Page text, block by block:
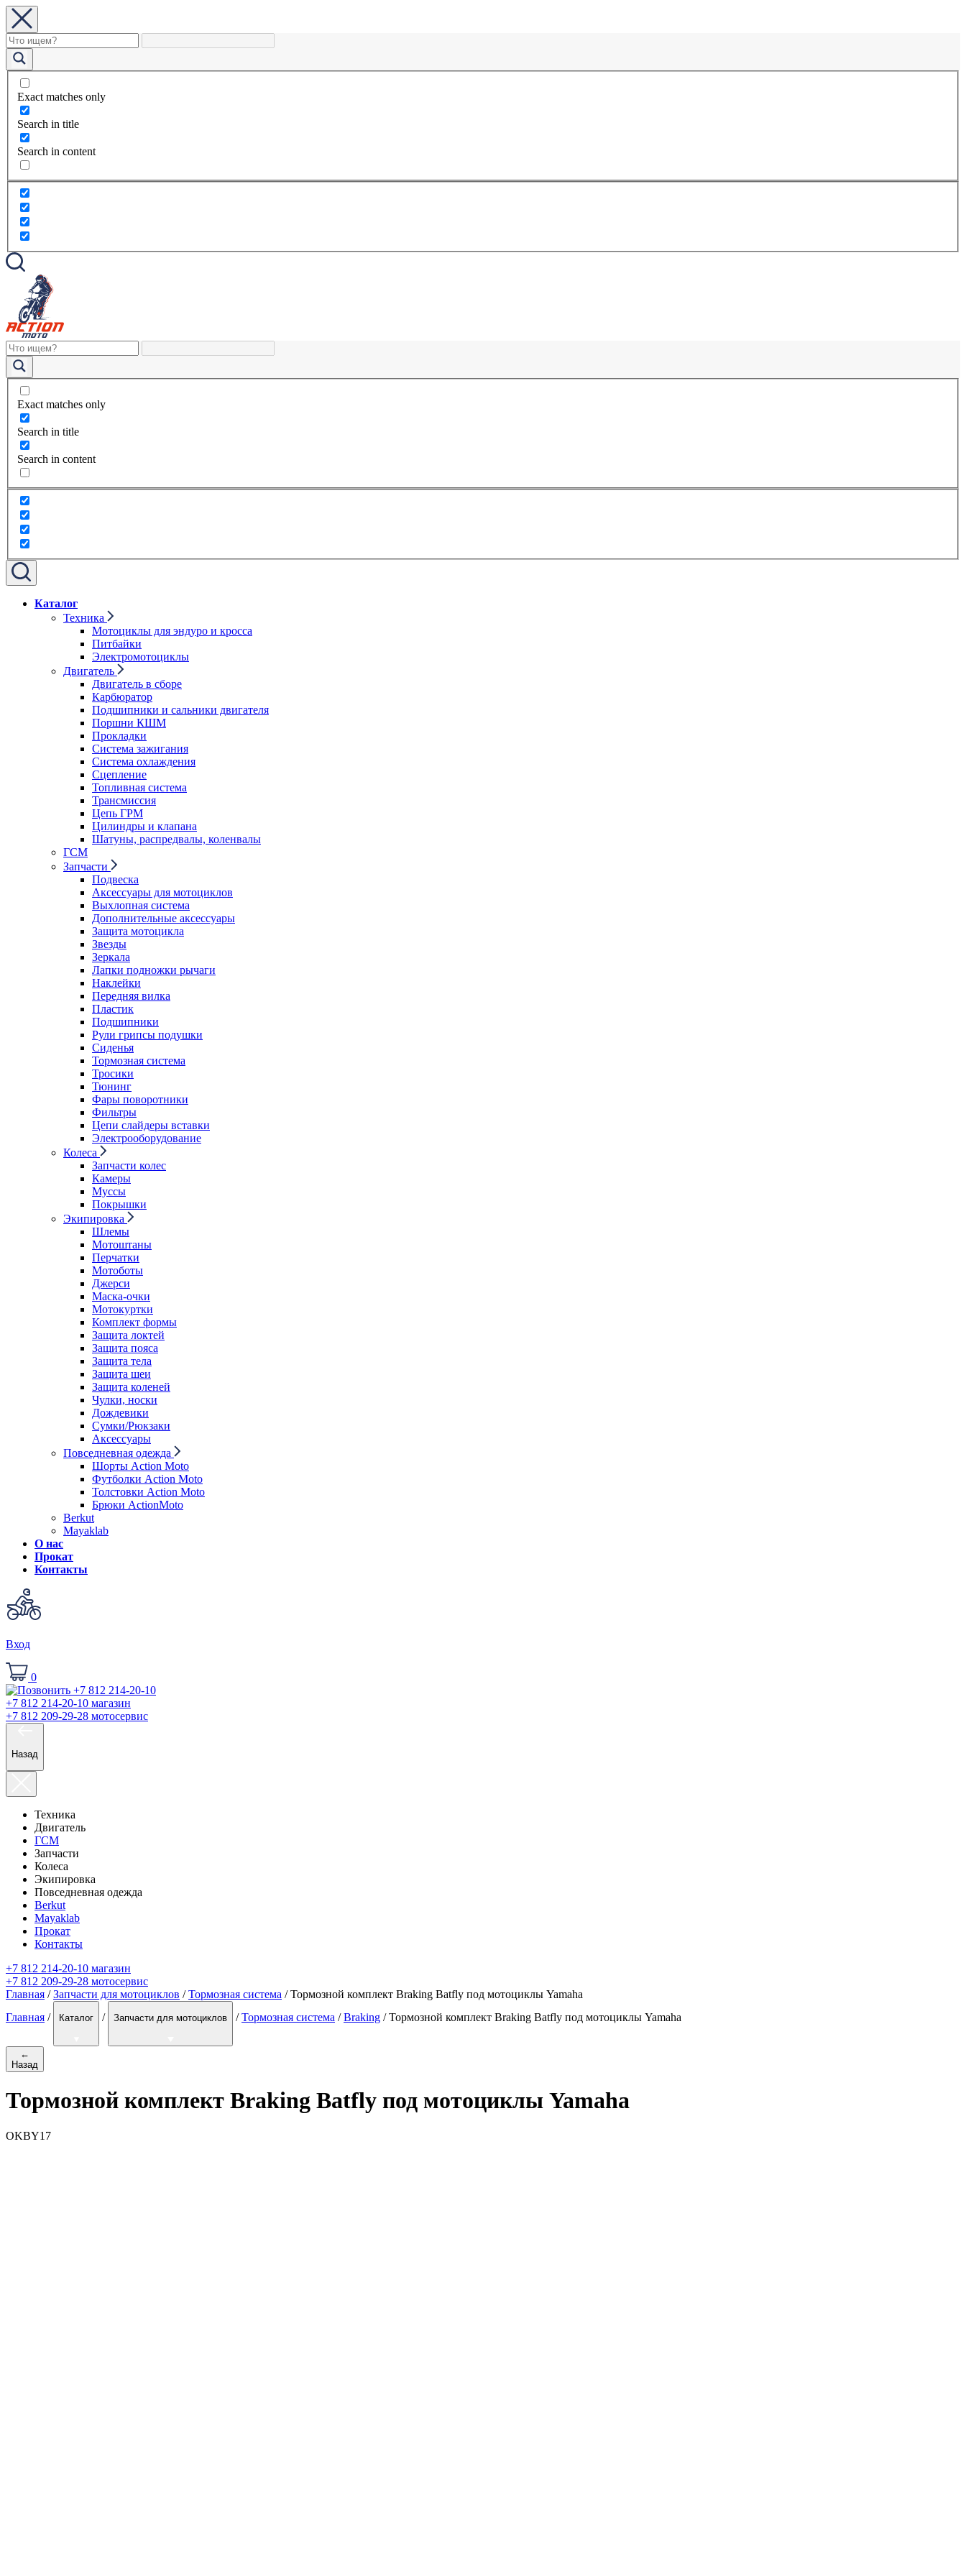
Exact matches only
Search in title
Search in content
Exact matches only
Search in title
Search in content
Каталог
Техника
Мотоциклы для эндуро и кросса
Питбайки
Электромотоциклы
Двигатель
Двигатель в сборе
Карбюратор
Подшипники и сальники двигателя
Поршни КШМ
Прокладки
Система зажигания
Система охлаждения
Сцепление
Топливная система
Трансмиссия
Цепь ГРМ
Цилиндры и клапана
Шатуны, распредвалы, коленвалы
ГСМ
Запчасти
Подвеска
Аксессуары для мотоциклов
Выхлопная система
Дополнительные аксессуары
Защита мотоцикла
Звезды
Зеркала
Лапки подножки рычаги
Наклейки
Передняя вилка
Пластик
Подшипники
Рули грипсы подушки
Сиденья
Тормозная система
Тросики
Тюнинг
Фары поворотники
Фильтры
Цепи слайдеры вставки
Электрооборудование
Колеса
Запчасти колес
Камеры
Муссы
Покрышки
Экипировка
Шлемы
Мотоштаны
Перчатки
Мотоботы
Джерси
Маска-очки
Мотокуртки
Комплект формы
Защита локтей
Защита пояса
Защита тела
Защита шеи
Защита коленей
Чулки, носки
Дождевики
Сумки/Рюкзаки
Аксессуары
Повседневная одежда
Шорты Action Moto
Футболки Action Moto
Толстовки Action Moto
Брюки ActionMoto
Berkut
Mayaklab
О нас
Прокат
Контакты
Вход
0
+7 812 214-20-10 магазин
+7 812 209-29-28 мотосервис
Назад
Техника
Двигатель
ГСМ
Запчасти
Колеса
Экипировка
Повседневная одежда
Berkut
Mayaklab
Прокат
Контакты
+7 812 214-20-10 магазин
+7 812 209-29-28 мотосервис
Главная /Запчасти для мотоциклов /Тормозная система / Тормозной комплект Braking Batfly под мотоциклы Yamaha
Главная / Каталог / Запчасти для мотоциклов / Тормозная система / Braking / Тормозной комплект Braking Batfly под мотоциклы Yamaha
←
Назад
Тормозной комплект Braking Batfly под мотоциклы Yamaha
OKBY17